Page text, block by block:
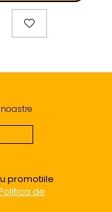
promotiile
de